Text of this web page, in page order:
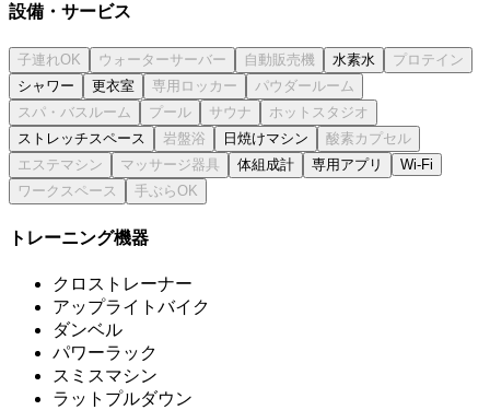
設備・サービス
水素水
シャワー
更衣室
ストレッチスペース
日焼けマシン
体組成計
専用アプリ Wi-Fi
トレーニング機器
クロストレーナー
アップライトバイク
ダンベル
パワーラック
スミスマシン
ラットプルダウン